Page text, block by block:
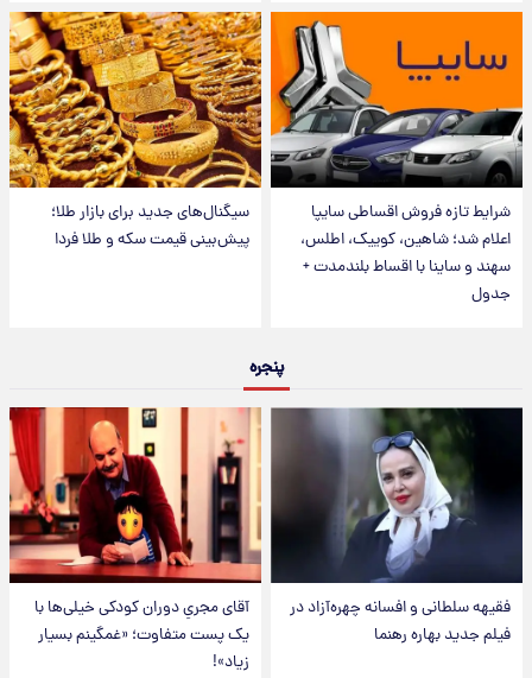
شرایط تازه فروش اقساطی سایپا
اعلام شد؛ شاهین، کوییک، اطلس،
سهند و ساینا با اقساط بلندمدت +
جدول
سیگنال‌های جدید برای بازار طلا؛
پیش‌بینی قیمت سکه و طلا فردا
پنجره
فقیهه سلطانی و افسانه چهره‌آزاد در
فیلم جدید بهاره رهنما
آقای مجریِ دوران کودکی خیلی‌ها با
یک پست متفاوت؛ «غمگینم بسیار
زیاد»!